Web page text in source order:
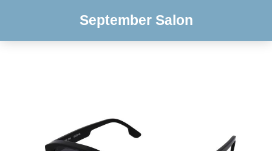
September Salon